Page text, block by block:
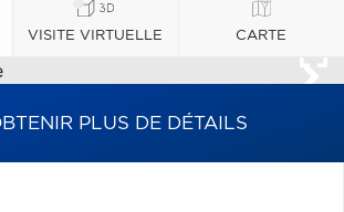
VISITE VIRTUELLE CARTE
PLUS DE DÉTAILS